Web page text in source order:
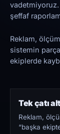
şeffaf
Reklam,
sistemin
ekiplerde
Tek çatı
Reklam,
“başka